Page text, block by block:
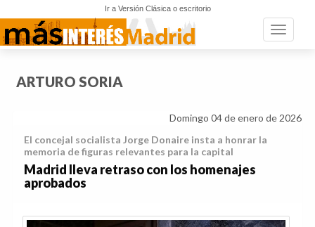
Ir a Versión Clásica o escritorio
Toggle
ARTURO SORIA
Domingo 04 de enero de 2026
El concejal socialista Jorge Donaire insta a honrar la
memoria de figuras relevantes para la capital
Madrid lleva retraso con los homenajes
aprobados